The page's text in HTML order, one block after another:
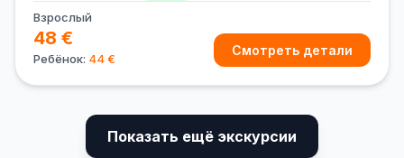
Взрослый
48 €
Ребёнок: 44 €
Смотреть детали
Показать ещё экскурсии